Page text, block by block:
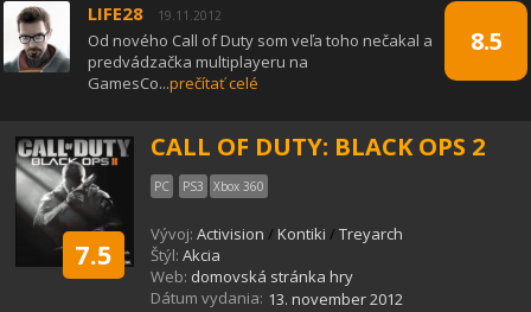
8.5
LIFE28 19.11.2012
Od nového Call of Duty som veľa toho nečakal a
predvádzačka multiplayeru na
GamesCo...prečítať celé
7.5
CALL OF DUTY: BLACK OPS 2
PC PS3 Xbox 360
Vývoj: Activision / Kontiki / Treyarch
Štýl: Akcia
Web: domovská stránka hry
Dátum vydania: 13. november 2012